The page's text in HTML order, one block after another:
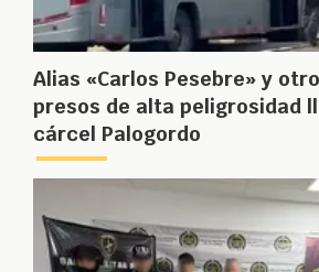
Alias «Carlos Pesebre» y
presos de alta peligrosidad
cárcel Palogordo